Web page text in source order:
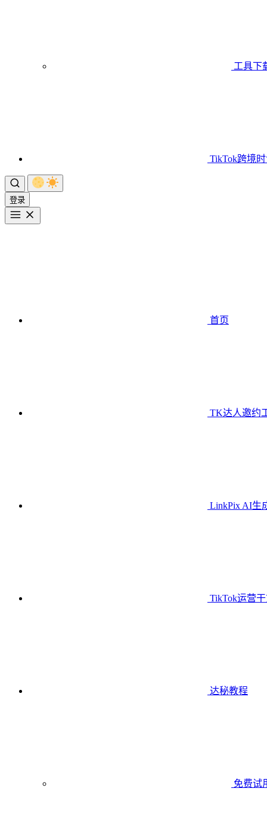
工具下
TikTok跨境
登录
首页
TK达人邀约
LinkPix AI生
TikTok运营
达秘教程
免费试